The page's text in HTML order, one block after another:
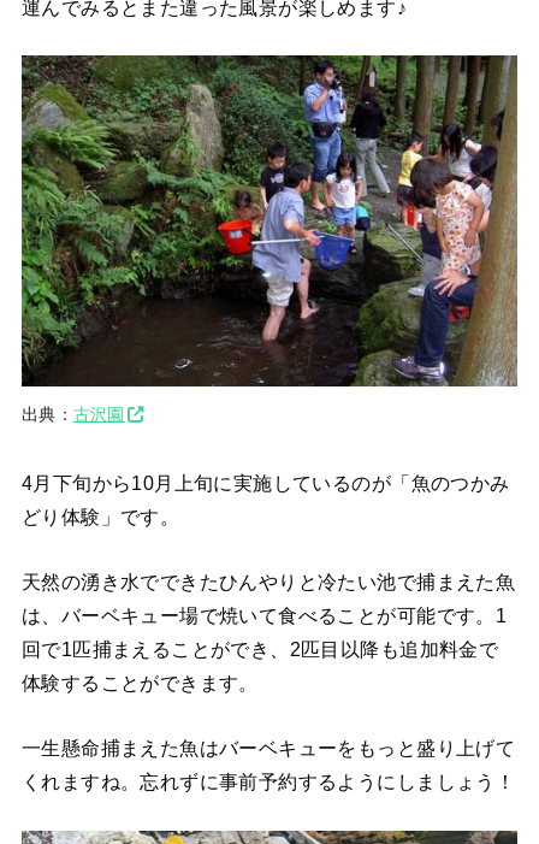
運んでみるとまた違った風景が楽しめます♪
出典： 古沢園
4月下旬から10月上旬に実施しているのが「魚のつかみ
どり体験」です。
天然の湧き水でできたひんやりと冷たい池で捕まえた魚
は、バーベキュー場で焼いて食べることが可能です。1
回で1匹捕まえることができ、2匹目以降も追加料金で
体験することができます。
一生懸命捕まえた魚はバーベキューをもっと盛り上げて
くれますね。忘れずに事前予約するようにしましょう！